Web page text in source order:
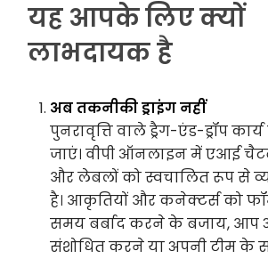
यह आपके लिए क्यों
लाभदायक है
अब तकनीकी ड्राइंग नहीं
पुनरावृत्ति वाले ड्रैग-एंड-ड्रॉप
जाएं। वीपी ऑनलाइन में एआई
और लेबलों को स्वचालित रूप से
है। आकृतियों और कनेक्टर्स को
समय बर्बाद करने के बजाय, आप
संशोधित करने या अपनी टीम के